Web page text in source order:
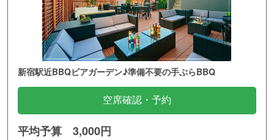
新宿駅近BBQビアガーデン♪準備不要の手ぶらBBQ
空席確認・予約
平均予算 3,000円